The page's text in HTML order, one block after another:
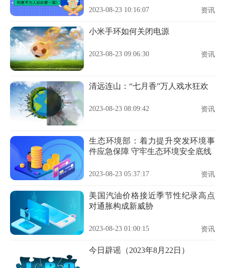
2023-08-23 10:16:07 资讯
小米手环如何关闭电源
2023-08-23 09:06:30 资讯
清远连山：“七月香”万人戏水狂欢
2023-08-23 08:09:42 资讯
生态环境部：着力提升突发环境事
件应急保障 守牢生态环境安全底线
2023-08-23 05:37:17 资讯
美国汽油价格接近季节性纪录高点
对通胀构成新威胁
2023-08-23 01:00:15 资讯
今日辟谣（2023年8月22日）